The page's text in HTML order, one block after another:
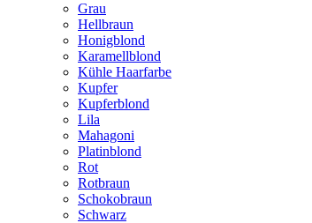
Grau
Hellbraun
Honigblond
Karamellblond
Kühle Haarfarbe
Kupfer
Kupferblond
Lila
Mahagoni
Platinblond
Rot
Rotbraun
Schokobraun
Schwarz